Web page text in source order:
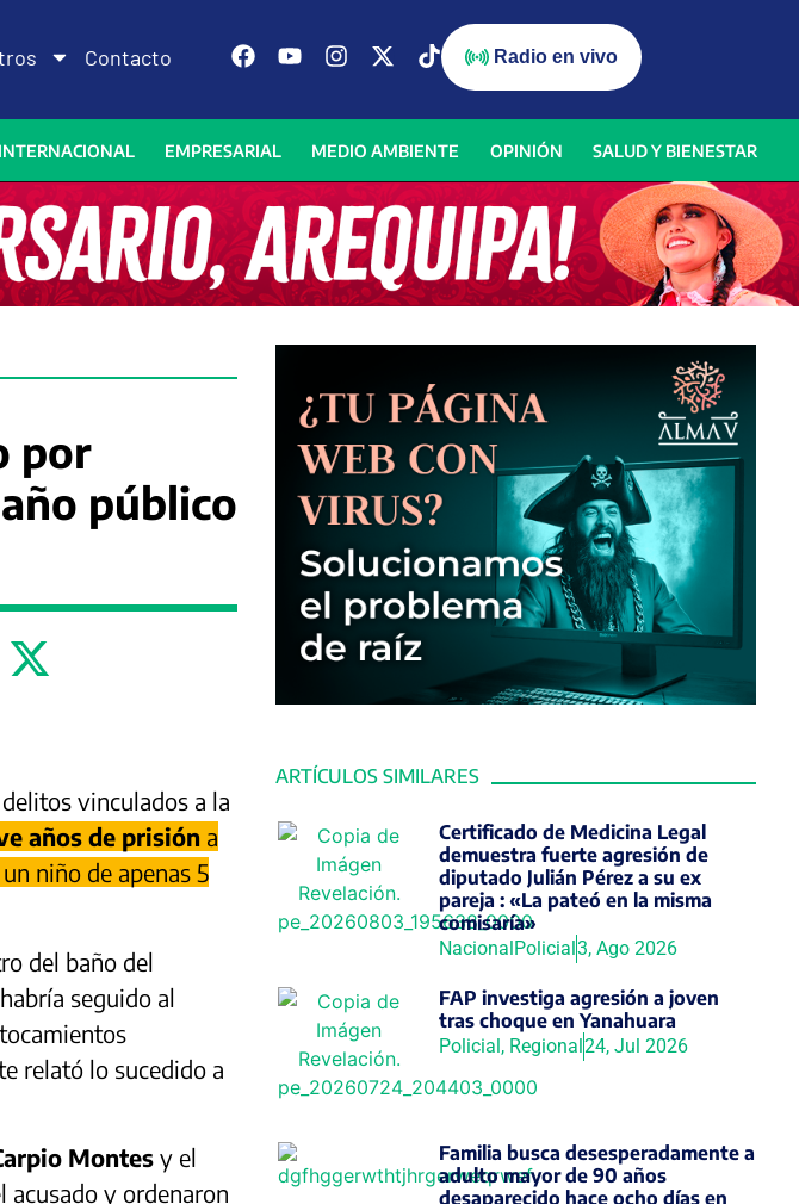
Contacto Radio en vivo
INTERNACIONAL EMPRESARIAL MEDIO AMBIENTE OPINIÓN SALUD Y BIENESTAR
ARTÍCULOS SIMILARES
Certificado de Medicina Legal
demuestra fuerte agresión de
diputado Julián Pérez a su ex
pareja : «La pateó en la misma
comisaría»
NacionalPolicial3, Ago 2026
FAP investiga agresión a joven
tras choque en Yanahuara
Policial, Regional24, Jul 2026
Familia busca desesperadamente a
adulto mayor de 90 años
desaparecido hace ocho días en
por
público
vinculados a la
años de prisión a
niño de apenas 5
del baño del
seguido al
relató lo sucedido a
Montes y el
acusado y ordenaron